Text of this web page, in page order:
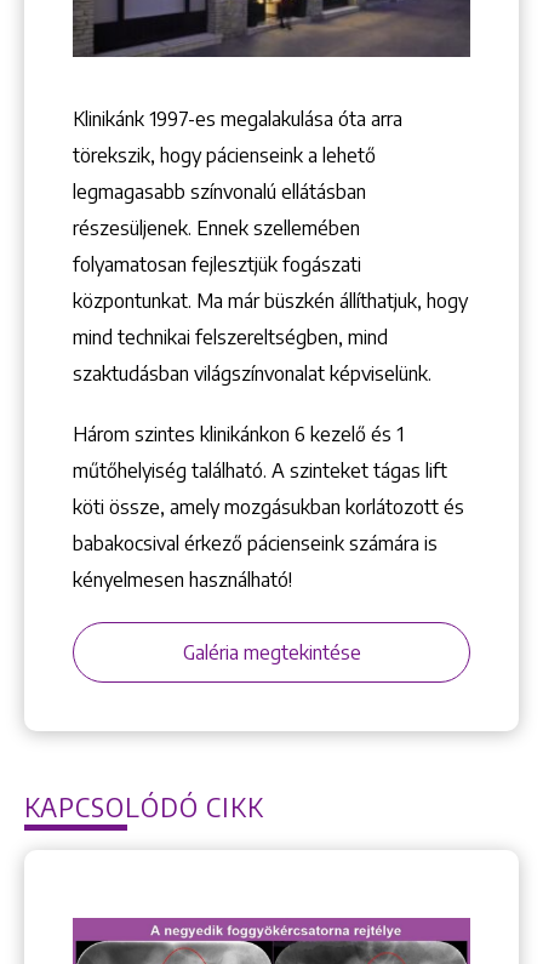
Klinikánk 1997-­es megalakulása óta arra
törekszik, hogy pácienseink a lehető
legmagasabb színvonalú ellátásban
részesüljenek. Ennek szellemében
folyamatosan fejlesztjük fogászati
központunkat. Ma már büszkén állíthatjuk, hogy
mind technikai felszereltségben, mind
szaktudásban világszínvonalat képviselünk.
Három szintes klinikánkon 6 kezelő ­és 1
műtőhelyiség található. A szinteket tágas lift
köti össze, amely mozgásukban korlátozott és
babakocsival érkező pácienseink számára is
kényelmesen használható!
Galéria megtekintése
KAPCSOLÓDÓ CIKK